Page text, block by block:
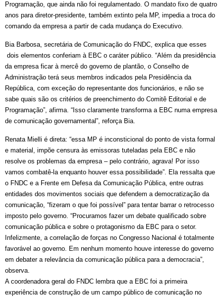
Programação, que ainda não foi regulamentado. O mandato fixo de quatro
anos para diretor-presidente, também extinto pela MP, impedia a troca do
comando da empresa a partir de cada mudança do Executivo.
Bia Barbosa, secretária de Comunicação do FNDC, explica que esses
dois elementos conferiam à EBC o caráter público. “Além da presidência
da empresa ficar à mercê do governo de plantão, o Conselho de
Administração terá seus membros indicados pela Presidência da
República, com exceção do representante dos funcionários, e não se
sabe quais são os critérios de preenchimento do Comitê Editorial e de
Programação”, afirma. “Isso claramente transforma a EBC numa empresa
de comunicação governamental”, reforça Bia.
Renata Mielli é direta: “essa MP é inconsticional do ponto de vista formal
e material, impõe censura às emissoras tuteladas pela EBC e não
resolve os problemas da empresa – pelo contrário, agrava! Por isso
vamos combatê-la enquanto houver essa possibilidade”. Ela ressalta que
o FNDC e a Frente em Defesa da Comunicação Pública, entre outras
entidades dos movimentos sociais que defendem a democratização da
comunicação, “fizeram o que foi possível” para tentar barrar o retrocesso
imposto pelo governo. “Procuramos fazer um debate qualificado sobre
comunicação pública e sobre o protagonismo da EBC para o setor.
Infelizmente, a correlação de forças no Congresso Nacional é totalmente
favorável ao governo. Em nenhum momento houve interesse do governo
em debater a relevância da comunicação pública para a democracia”,
observa.
A coordenadora geral do FNDC lembra que a EBC foi a primeira
experiência de construção de um campo público de comunicação no